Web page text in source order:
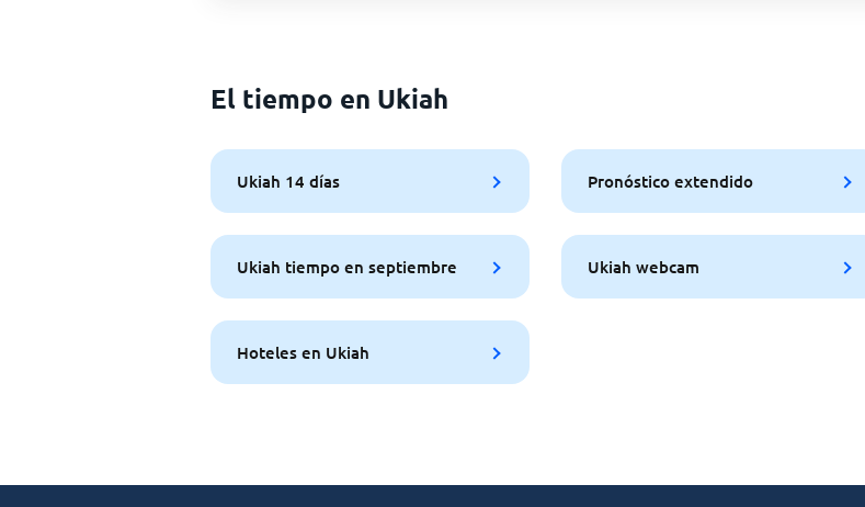
El tiempo en Ukiah
Ukiah 14 días Pronóstico extendido
Ukiah tiempo en septiembre Ukiah webcam
Hoteles en Ukiah